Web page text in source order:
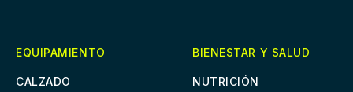
EQUIPAMIENTO
CALZADO
BIENESTAR Y SALUD
NUTRICIÓN